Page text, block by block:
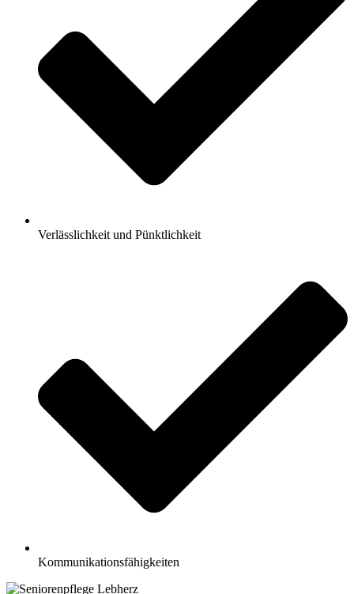
Verlässlichkeit und Pünktlichkeit
Kommunikationsfähigkeiten